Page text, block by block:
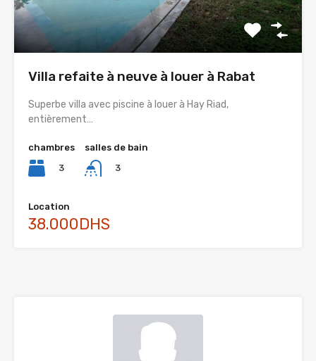
Villa refaite à neuve à louer à Rabat
Superbe villa avec piscine à louer à Hay Riad,
entièrement…
chambres
3
salles de bain
3
Location
38.000DHS